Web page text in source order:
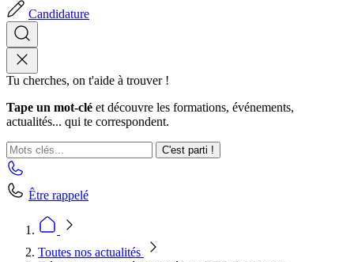
Candidature
Tu cherches, on t'aide à trouver !
Tape un mot-clé et découvre les formations, événements,
actualités... qui te correspondent.
C'est parti !
Être rappelé
Toutes nos actualités